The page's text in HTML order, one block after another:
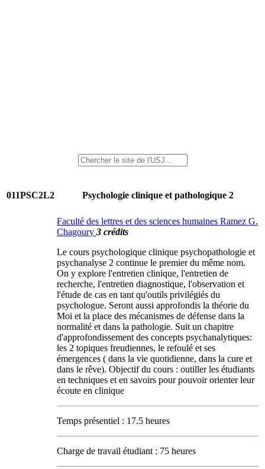
011PSC2L2 Psychologie clinique et pathologique 2
Faculté des lettres et des sciences humaines Ramez G.
Chagoury 3 crédits
Le cours psychologique clinique psychopathologie et
psychanalyse 2 continue le premier du même nom.
On y explore l'entretien clinique, l'entretien de
recherche, l'entretien diagnostique, l'observation et
l'étude de cas en tant qu'outils privilégiés du
psychologue. Seront aussi approfondis la théorie du
Moi et la place des mécanismes de défense dans la
normalité et dans la pathologie. Suit un chapitre
d'approfondissement des concepts psychanalytiques:
les 2 topiques freudiennes, le refoulé et ses
émergences ( dans la vie quotidienne, dans la cure et
dans le rêve). Objectif du cours : outiller les étudiants
en techniques et en savoirs pour pouvoir orienter leur
écoute en clinique
Temps présentiel : 17.5 heures
Charge de travail étudiant : 75 heures